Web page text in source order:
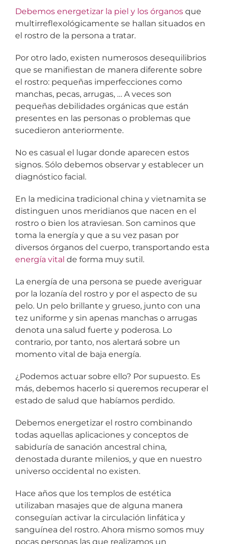
Debemos energetizar la piel y los órganosque
multirreflexológicamente se hallan situados en
el rostro de la persona a tratar.
Por otro lado, existen numerosos desequilibrios
que se manifiestan de manera diferente sobre
el rostro: pequeñas imperfecciones como
manchas, pecas, arrugas, … A veces son
pequeñas debilidades orgánicas que están
presentes en las personas o problemas que
sucedieron anteriormente.
No es casual el lugar donde aparecen estos
signos. Sólo debemos observar y establecer un
diagnóstico facial.
En la medicina tradicional china y vietnamita se
distinguen unos meridianos que nacen en el
rostro o bien los atraviesan. Son caminos que
toma la energía y que a su vez pasan por
diversos órganos del cuerpo, transportando esta
energía vital de forma muy sutil.
La energía de una persona se puede averiguar
por la lozanía del rostro y por el aspecto de su
pelo. Un pelo brillante y grueso, junto con una
tez uniforme y sin apenas manchas o arrugas
denota una salud fuerte y poderosa. Lo
contrario, por tanto, nos alertará sobre un
momento vital de baja energía.
¿Podemos actuar sobre ello? Por supuesto. Es
más, debemos hacerlo si queremos recuperar el
estado de salud que habíamos perdido.
Debemos energetizar el rostro combinando
todas aquellas aplicaciones y conceptos de
sabiduría de sanación ancestral china,
denostada durante milenios, y que en nuestro
universo occidental no existen.
Hace años que los templos de estética
utilizaban masajes que de alguna manera
conseguían activar la circulación linfática y
sanguínea del rostro. Ahora mismo somos muy
pocas personas las que realizamos un